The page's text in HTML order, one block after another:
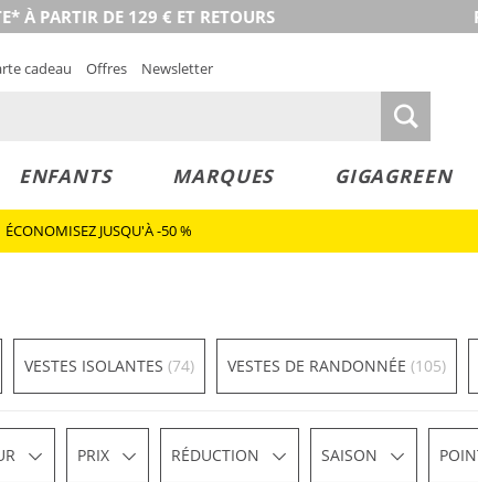
À PARTIR DE 129 € ET RETOURS
cadeau Offres Newsletter
ENFANTS MARQUES GIGAGREEN
ÉCONOMISEZ JUSQU'À -50 %
VESTES ISOLANTES (74) VESTES DE RANDONNÉE (105)
PRIX RÉDUCTION SAISON